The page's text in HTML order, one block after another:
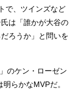
で、ツインズなど
は「誰かが大谷の
ろうか」と問いを
のケン・ローゼン
らかなMVPだ。